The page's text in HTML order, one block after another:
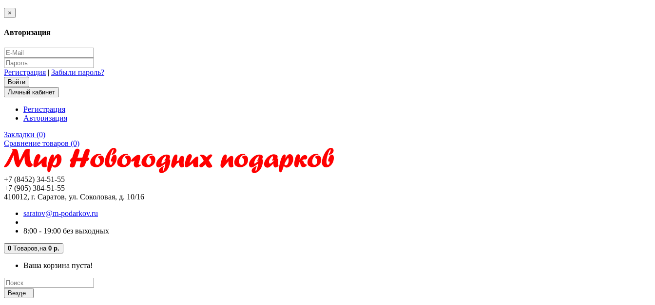
×
Авторизация
Регистрация | Забыли пароль?
Личный кабинет
Регистрация
Авторизация
Закладки (0)
Сравнение товаров (0)
+7 (8452) 34-51-55
+7 (905) 384-51-55
410012, г. Саратов, ул. Соколовая, д. 10/16
saratov@m-podarkov.ru
8:00 - 19:00 без выходных
0 Tоваров, на 0 р.
Ваша корзина пуста!
Везде